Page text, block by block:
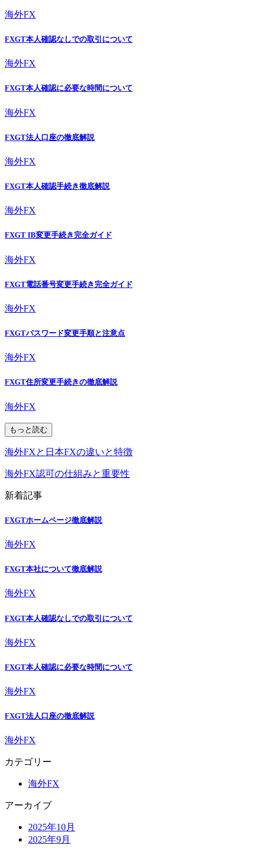
海外FX
FXGT本人確認なしでの取引について
海外FX
FXGT本人確認に必要な時間について
海外FX
FXGT法人口座の徹底解説
海外FX
FXGT本人確認手続き徹底解説
海外FX
FXGT IB変更手続き完全ガイド
海外FX
FXGT電話番号変更手続き完全ガイド
海外FX
FXGTパスワード変更手順と注意点
海外FX
FXGT住所変更手続きの徹底解説
海外FX
もっと読む
海外FXと日本FXの違いと特徴
海外FX認可の仕組みと重要性
新着記事
FXGTホームページ徹底解説
海外FX
FXGT本社について徹底解説
海外FX
FXGT本人確認なしでの取引について
海外FX
FXGT本人確認に必要な時間について
海外FX
FXGT法人口座の徹底解説
海外FX
カテゴリー
海外FX
アーカイブ
2025年10月
2025年9月